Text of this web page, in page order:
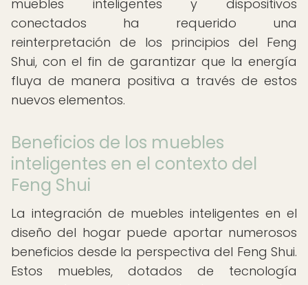
muebles inteligentes y dispositivos
conectados ha requerido una
reinterpretación de los principios del Feng
Shui, con el fin de garantizar que la energía
fluya de manera positiva a través de estos
nuevos elementos.
Beneficios de los muebles
inteligentes en el contexto del
Feng Shui
La integración de muebles inteligentes en el
diseño del hogar puede aportar numerosos
beneficios desde la perspectiva del Feng Shui.
Estos muebles, dotados de tecnología